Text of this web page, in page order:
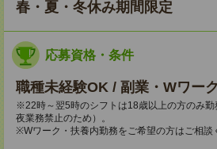
春・夏・冬休み期間限定
応募資格・条件
職種未経験OK / 副業・Wワー
※22時～翌5時のシフトは18歳以上の方のみ
夜業務禁止のため）。
※Wワーク・扶養内勤務をご希望の方はご相談